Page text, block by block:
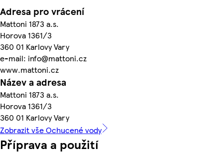
Adresa pro vrácení
Mattoni 1873 a.s.
Horova 1361/3
360 01 Karlovy Vary
e-mail: info@mattoni.cz
www.mattoni.cz
Název a adresa
Mattoni 1873 a.s.
Horova 1361/3
360 01 Karlovy Vary
Zobrazit vše Ochucené vody
Příprava a použití